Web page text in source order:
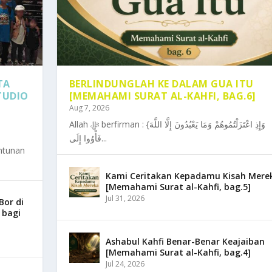
ITU [MEMAHAMI SURAT AL-...
HATI UNTUK DZIKIR DAN IBAD...
LEBIH BAIK, KEMARILAH!”...
BOR DI PULO ACEH, PE...
di
bagi
BERLINDUNGLAH KE DALAM GUA ITU
[MEMAHAMI SURAT AL-KAHFI, BAG.6]
Aug 7, 2026
Allah ﷻ berfirman : {وَإِذِ اعْتَزَلْتُمُوهُمْ وَمَا يَعْبُدُونَ إِلَّا اللَّهَ
فَأْوُوا إِلَى...
Kami Ceritakan Kepadamu Kisah
[Memahami Surat al-Kahfi, bag.5]
Jul 31, 2026
Ashabul Kahfi Benar-Benar Keajaiban
[Memahami Surat al-Kahfi, bag.4]
Jul 24, 2026